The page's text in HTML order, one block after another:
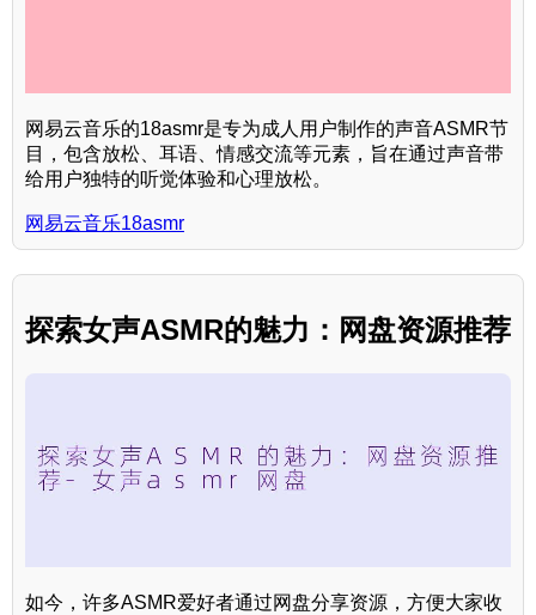
网易云音乐的18asmr是专为成人用户制作的声音ASMR节
目，包含放松、耳语、情感交流等元素，旨在通过声音带
给用户独特的听觉体验和心理放松。
网易云音乐18asmr
探索女声ASMR的魅力：网盘资源推荐
如今，许多ASMR爱好者通过网盘分享资源，方便大家收